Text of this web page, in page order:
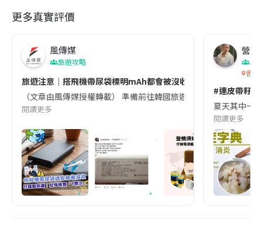
更多真實評價
風傳媒
旅遊攻略
旅遊注意｜搭飛機帶尿袋標明mAh都會被沒收😱出發前切記檢查
（文章由風傳媒授權轉載） 準備前往韓國旅遊的民眾，近期要
閱讀更多
營養
香港
#連皮帶籽
夏天其中一
閱讀更多